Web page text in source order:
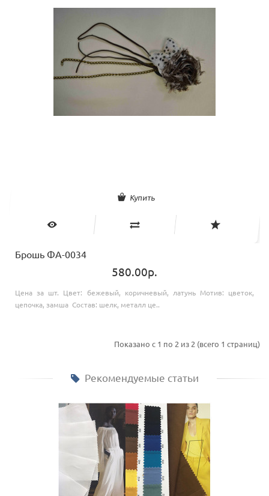
Купить
Брошь ФА-0034
580.00р.
Цена за шт. Цвет: бежевый, коричневый, латунь Мотив: цветок,
цепочка, замша Состав: шелк, металл це..
Показано с 1 по 2 из 2 (всего 1 страниц)
Рекомендуемые статьи